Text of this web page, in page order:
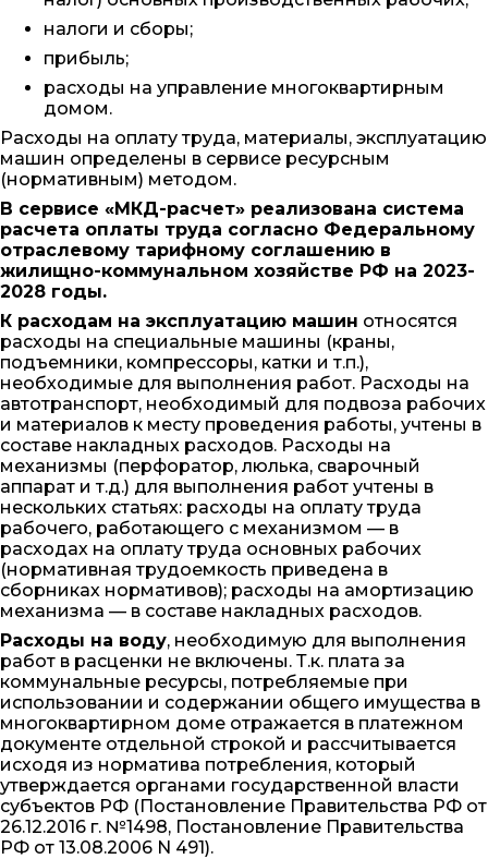
налоги и сборы;
прибыль;
расходы на управление многоквартирным
домом.
Расходы на оплату труда, материалы, эксплуатацию
машин определены в сервисе ресурсным
(нормативным) методом.
В сервисе «МКД-расчет» реализована система
расчета оплаты труда согласно Федеральному
отраслевому тарифному соглашению в
жилищно-коммунальном хозяйстве РФ на 2023-
2028 годы.
К расходам на эксплуатацию машин относятся
расходы на специальные машины (краны,
подъемники, компрессоры, катки и т.п.),
необходимые для выполнения работ. Расходы на
автотранспорт, необходимый для подвоза рабочих
и материалов к месту проведения работы, учтены в
составе накладных расходов. Расходы на
механизмы (перфоратор, люлька, сварочный
аппарат и т.д.) для выполнения работ учтены в
нескольких статьях: расходы на оплату труда
рабочего, работающего с механизмом — в
расходах на оплату труда основных рабочих
(нормативная трудоемкость приведена в
сборниках нормативов); расходы на амортизацию
механизма — в составе накладных расходов.
Расходы на воду, необходимую для выполнения
работ в расценки не включены. Т.к. плата за
коммунальные ресурсы, потребляемые при
использовании и содержании общего имущества в
многоквартирном доме отражается в платежном
документе отдельной строкой и рассчитывается
исходя из норматива потребления, который
утверждается органами государственной власти
субъектов РФ (Постановление Правительства РФ от
26.12.2016 г. №1498, Постановление Правительства
РФ от 13.08.2006 N 491).